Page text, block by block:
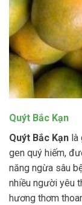
Quýt Bắc Kạn
Quýt Bắc Kạn
gen quý hiếm,
năng ngừa sâu
nhiều người yêu
hương thơm